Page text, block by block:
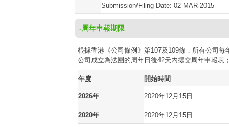
Submission/Filing Date: 02-MAR-2015
-周年申報期限
根據香港《公司條例》第107及109條，所有公司
公司成立為法團的周年日後42天內提交周年申報
年度 開始時間
2026年 2020年12月15日
2020年 2020年12月15日